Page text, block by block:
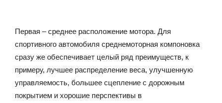
Первая – среднее расположение мотора. Для
спортивного автомобиля среднемоторная компоновка
сразу же обеспечивает целый ряд преимуществ, к
примеру, лучшее распределение веса, улучшенную
управляемость, большее сцепление с дорожным
покрытием и хорошие перспективы в